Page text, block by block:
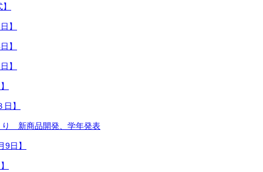
】
】
】
】
り 新商品開発、学年発表
日】